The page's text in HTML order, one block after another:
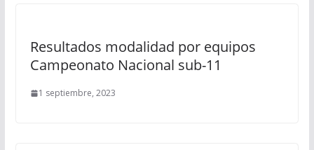
Resultados modalidad por equipos
Campeonato Nacional sub-11
1 septiembre, 2023